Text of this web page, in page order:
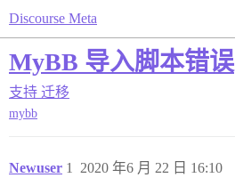
Discourse Meta
MyBB 导入脚本错误
支持 迁移
mybb
Newuser 2020 年6 月 22 日 16:10
1